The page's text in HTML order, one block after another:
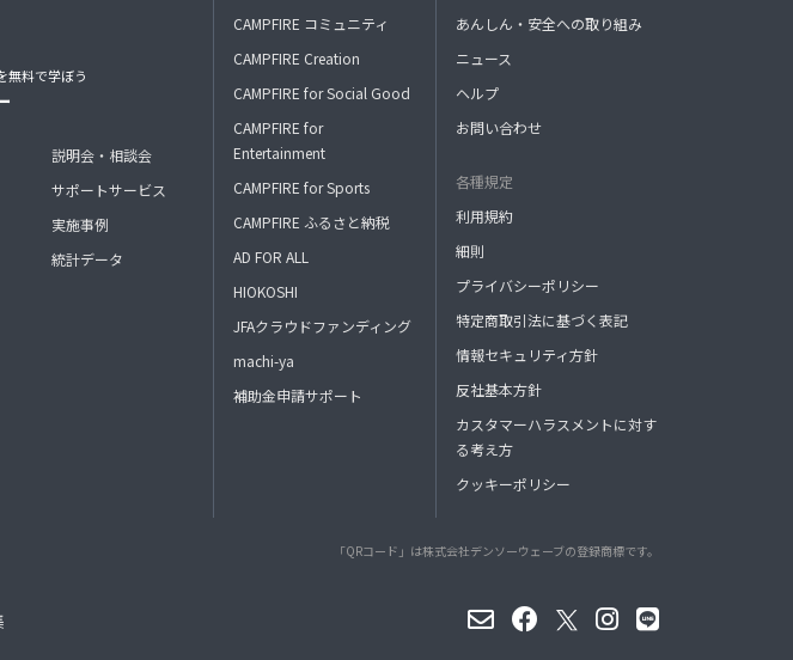
無料で学ぼう
説明会・相談会
サポートサービス
実施事例
統計データ
CAMPFIRE コミュニティ
CAMPFIRE Creation
CAMPFIRE for Social Good
CAMPFIRE for
Entertainment
CAMPFIRE for Sports
CAMPFIRE ふるさと納税
AD FOR ALL
HIOKOSHI
JFAクラウドファンディング
machi-ya
補助金申請サポート
あんしん・安全への取り組み
ニュース
ヘルプ
お問い合わせ
各種規定
利用規約
細則
プライバシーポリシー
特定商取引法に基づく表記
情報セキュリティ方針
反社基本方針
カスタマーハラスメントに対す
る考え方
クッキーポリシー
「QRコード」は株式会社デンソーウェーブの登録商標です。